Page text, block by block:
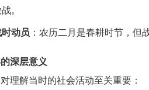
。
动员 ：农历二月是春耕时节，但
深层意义
理解当时的社会活动至关重要：